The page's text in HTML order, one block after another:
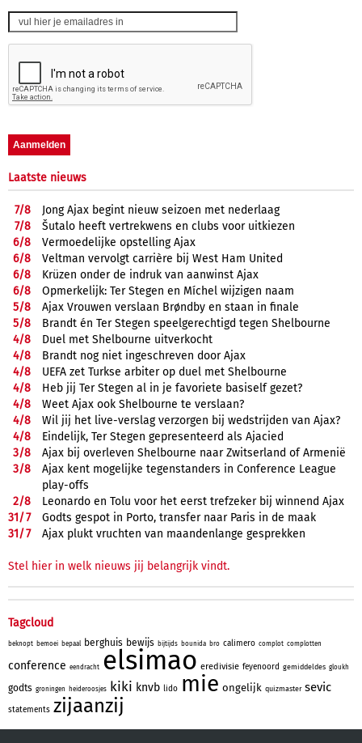
Laatste nieuws
7/8
Jong Ajax begint nieuw seizoen met nederlaag
7/8
Šutalo heeft vertrekwens en clubs voor uitkiezen
6/8
Vermoedelijke opstelling Ajax
6/8
Veltman vervolgt carrière bij West Ham United
6/8
Krüzen onder de indruk van aanwinst Ajax
6/8
Opmerkelijk: Ter Stegen en Míchel wijzigen naam
5/8
Ajax Vrouwen verslaan Brøndby en staan in finale
5/8
Brandt én Ter Stegen speelgerechtigd tegen Shelbourne
4/8
Duel met Shelbourne uitverkocht
4/8
Brandt nog niet ingeschreven door Ajax
4/8
UEFA zet Turkse arbiter op duel met Shelbourne
4/8
Heb jij Ter Stegen al in je favoriete basiself gezet?
4/8
Weet Ajax ook Shelbourne te verslaan?
4/8
Wil jij het live-verslag verzorgen bij wedstrijden van Ajax?
4/8
Eindelijk, Ter Stegen gepresenteerd als Ajacied
3/8
Ajax bij overleven Shelbourne naar Zwitserland of Armenië
3/8
Ajax kent mogelijke tegenstanders in Conference League
play-offs
2/8
Leonardo en Tolu voor het eerst trefzeker bij winnend Ajax
31/7
Godts gespot in Porto, transfer naar Paris in de maak
31/7 Ajax plukt vruchten van maandenlange gesprekken
Stel hier in welk nieuws jij belangrijk vindt.
Tagcloud
beknopt bemoei bepaal berghuis bewijs bijtijds bounida bro calimero complot complotten
conference eendracht elsimao eredivisie feyenoord gemiddeldes gloukh
godts groningen heideroosjes kiki knvb lido mie ongelijk quizmaster sevic
statements zijaanzij